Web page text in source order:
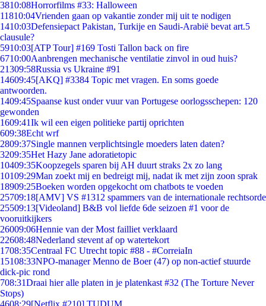
3810:08Horrorfilms #33: Halloween
11810:04Vrienden gaan op vakantie zonder mij uit te nodigen
1410:03Defensiepact Pakistan, Turkije en Saudi-Arabië bevat art.5
clausule?
5910:03[ATP Tour] #169 Tosti Tallon back on fire
6710:00Aanbrengen mechanische ventilatie zinvol in oud huis?
21309:58Russia vs Ukraine #91
14609:45[AKQ] #3384 Topic met vragen. En soms goede
antwoorden.
1409:45Spaanse kust onder vuur van Portugese oorlogsschepen: 120
gewonden
1609:41Ik wil een eigen politieke partij oprichten
609:38Echt wrf
2809:37Single mannen verplichtsingle moeders laten daten?
3209:35Het Hazy Jane adoratietopic
10409:35Koopzegels sparen bij AH duurt straks 2x zo lang
10109:29Man zoekt mij en bedreigt mij, nadat ik met zijn zoon sprak
18909:25Boeken worden opgekocht om chatbots te voeden
25709:18[AMV] VS #1312 spammers van de internationale rechtsorde
25509:13[Videoland] B&B vol liefde 6de seizoen #1 voor de
vooruitkijkers
26009:06Hennie van der Most failliet verklaard
22608:48Nederland stevent af op watertekort
1708:35Centraal FC Utrecht topic #88 - #CorreiaIn
15108:33NPO-manager Menno de Boer (47) op non-actief stuurde
dick-pic rond
708:31Draai hier alle platen in je platenkast #32 (The Torture Never
Stops)
4608:29[Netflix #210] TUDUM